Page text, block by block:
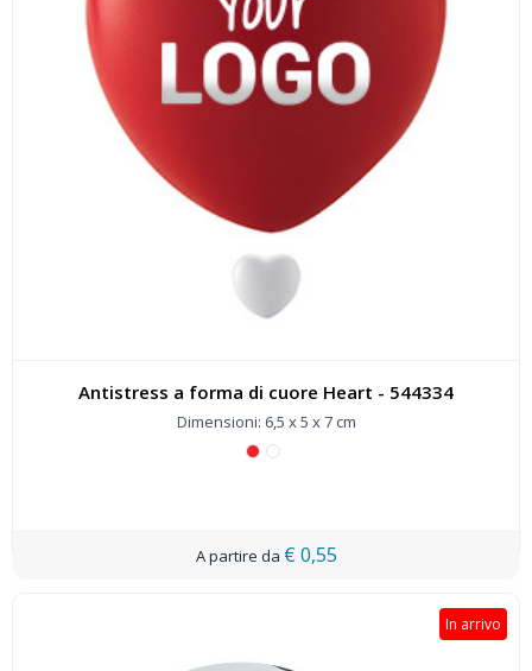
Antistress a forma di cuore Heart - 544334
Dimensioni: 6,5 x 5 x 7 cm
€ 0,55
In arrivo